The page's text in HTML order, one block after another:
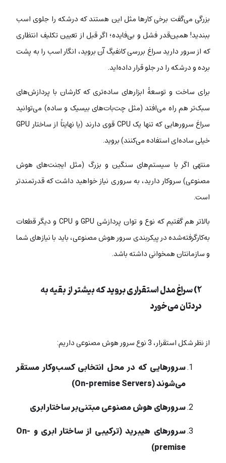
بزرگی می‌گفت برخی کارها مثل این هستند که درشکه را جلوی اسب
ببندید! همین‌قدر فشل و بی‌فایده؛ اگر قبل از تعیین تکلیف انتظاری
که از سرور دارید سراغ بررسی کانفیگ آن بروید، انگار اسب را به پشت
برده و درشکه را در جلو قرار داده‌اید.
برای ساخت و توسعۀ ابزارهای ساده‌تری که کارشان با پردازش‌های
سبک‌تر هم راه می‌افتد (مثل چت‌بات‌های بیسیک و ساده) می‌توانید
سراغ سرورهایی که تنها یک CPU قوی دارند (یا نهایتاً از ساختار GPU
خیلی ساده‌ای استفاده می‌کنند) بروید.
منتهی اگر با سیستم‌های سنگین و بزرگ (مثل ایجنت‌های هوش
مصنوعی) سروکار دارید، به سروری نیاز خواهید داشت که قدرتمندتر
است.
بالاتر هم گفتیم که نوع و توان پردازشی GPU و CPU و دیگر قطعات
به‌کارگرفته‌شده در پیکربندی سرور هوش مصنوعی، باید با نیازهای شما
و سازمانتان همخوانی داشته باشد.
۲) سراغ مدل استقراری بروید که بیشتر از بقیه به
دردتان می‌خورد
از نظر شکل استقرار، 3 نوع سرور هوش مصنوعی داریم:
سرورهایی که در محل انتخابی کسب‌وکار مستقر
می‌شوند (On-premise Servers)
سرورهای هوش مصنوعی مبتنی‌بر ساختار ابری
سرورهای هیبرید (ترکیبی از ساختار ابری و On-
premise)